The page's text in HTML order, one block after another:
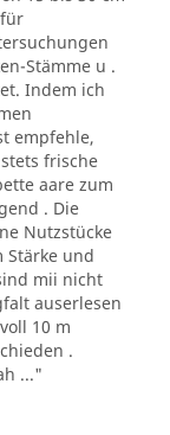
Stämme u .
Indem ich
empfehle,
frische
aare zum
. Die
Nutzstücke
Stärke und
mii nicht
auserlesen
10 m
.
..."